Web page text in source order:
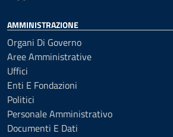
AMMINISTRAZIONE
Organi Di Governo
Aree Amministrative
Uffici
Enti E Fondazioni
Politici
Personale Amministrativo
Documenti E Dati